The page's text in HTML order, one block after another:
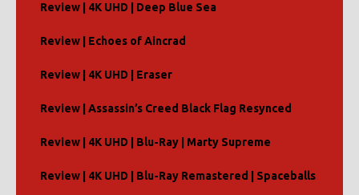
Review | 4K UHD | Deep Blue Sea
Review | Echoes of Aincrad
Review | 4K UHD | Eraser
Review | Assassin’s Creed Black Flag Resynced
Review | 4K UHD | Blu-Ray | Marty Supreme
Review | 4K UHD | Blu-Ray Remastered | Spaceballs